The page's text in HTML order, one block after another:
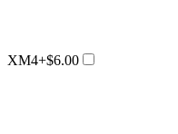
XM4+$6.00